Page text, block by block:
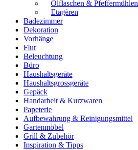
Ölflaschen & Pfeffermühlen
Etagèren
Badezimmer
Dekoration
Vorhänge
Flur
Beleuchtung
Büro
Haushaltsgeräte
Haushaltsgrossgeräte
Gepäck
Handarbeit & Kurzwaren
Papeterie
Aufbewahrung & Reinigungsmittel
Gartenmöbel
Grill & Zubehör
Inspiration & Tipps